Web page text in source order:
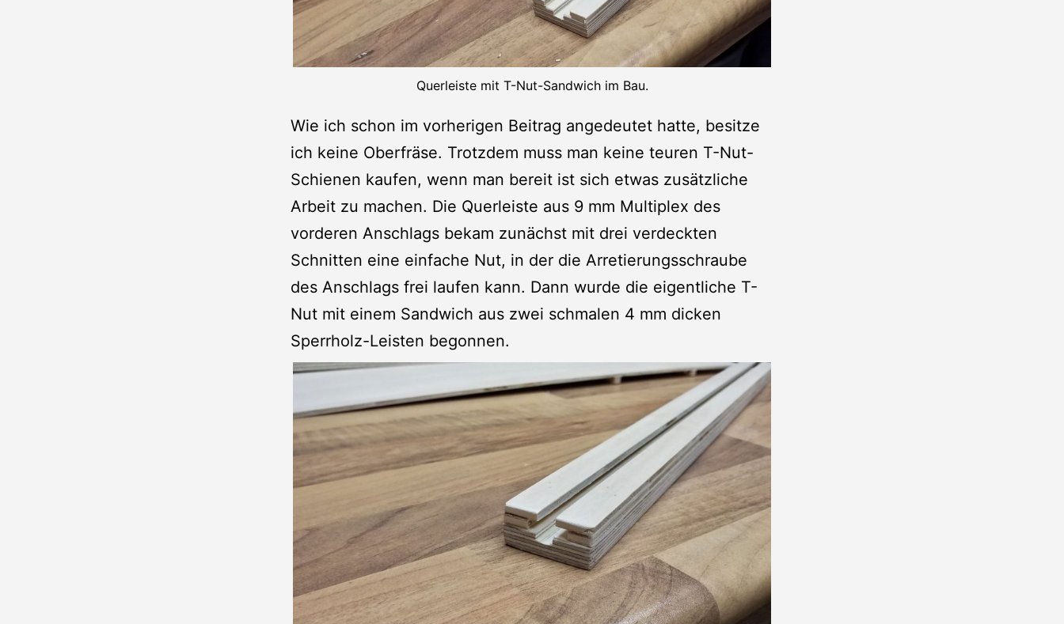
Querleiste mit T-Nut-Sandwich im Bau.
Wie ich schon im vorherigen Beitrag angedeutet hatte, besitze
ich keine Oberfräse. Trotzdem muss man keine teuren T-Nut-
Schienen kaufen, wenn man bereit ist sich etwas zusätzliche
Arbeit zu machen. Die Querleiste aus 9 mm Multiplex des
vorderen Anschlags bekam zunächst mit drei verdeckten
Schnitten eine einfache Nut, in der die Arretierungsschraube
des Anschlags frei laufen kann. Dann wurde die eigentliche T-
Nut mit einem Sandwich aus zwei schmalen 4 mm dicken
Sperrholz-Leisten begonnen.